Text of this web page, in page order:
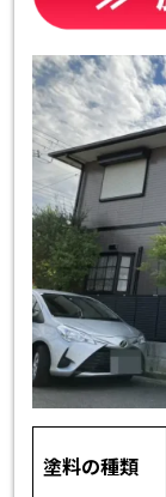
塗料の種類